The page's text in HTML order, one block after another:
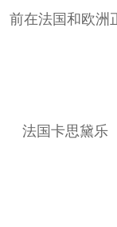
前在法国和欧洲
法国卡思黛乐